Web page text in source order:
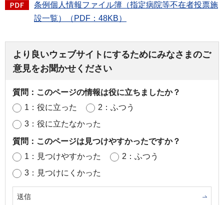
条例個人情報ファイル簿（指定病院等不在者投票施
設一覧）（PDF：48KB）
より良いウェブサイトにするためにみなさまのご
意見をお聞かせください
質問：このページの情報は役に立ちましたか？
1：役に立った
2：ふつう
3：役に立たなかった
質問：このページは見つけやすかったですか？
1：見つけやすかった
2：ふつう
3：見つけにくかった